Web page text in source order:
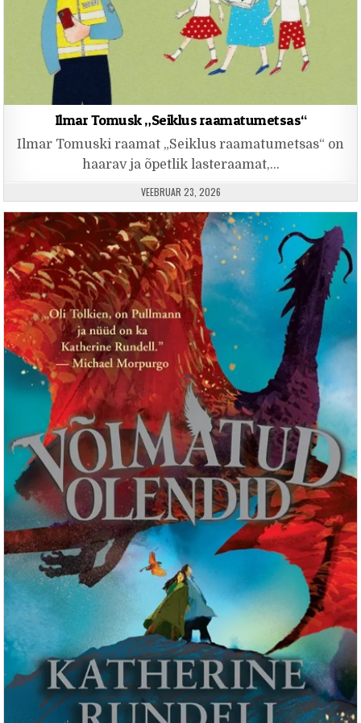
Ilmar Tomusk „Seiklus raamatumetsas“
Ilmar Tomuski raamat „Seiklus raamatumetsas“ on
haarav ja õpetlik lasteraamat,…
PUBLISHED DATE:
VEEBRUAR 23, 2026